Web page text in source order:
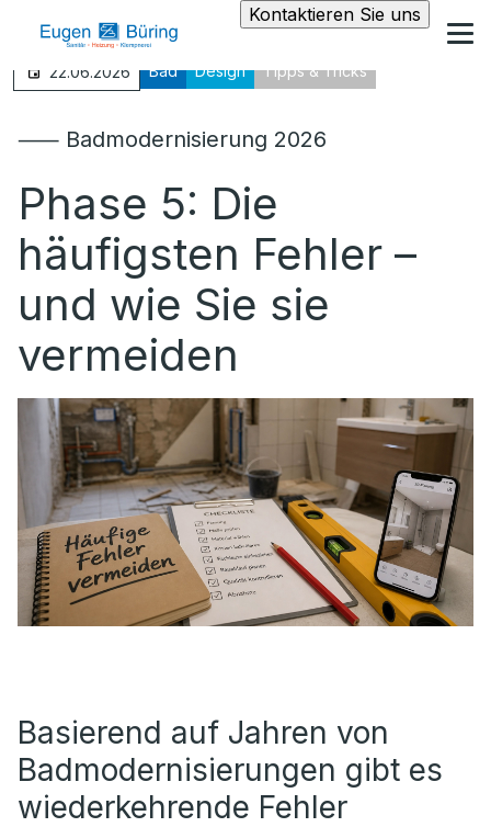
Kontaktieren Sie uns
22.06.2026 Bad Design Tipps & Tricks
⸺ Badmodernisierung 2026
Phase 5: Die
häufigsten Fehler –
und wie Sie sie
vermeiden
Basierend auf Jahren von
Badmodernisierungen gibt es
wiederkehrende Fehler